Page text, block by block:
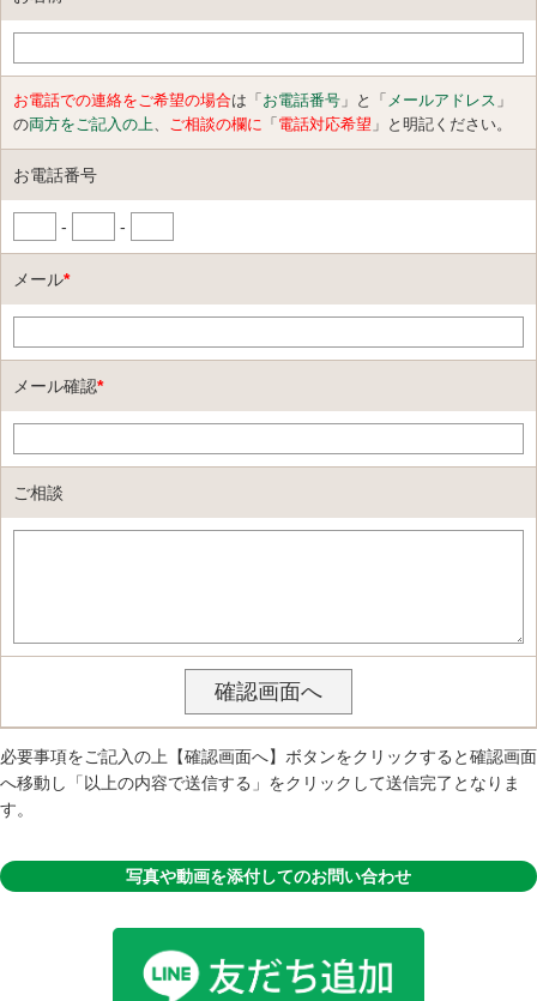
お電話での連絡をご希望の場合は「 お電話番号 」と「 メールアドレス 」
の両方をご記入の上、 ご相談の欄に 「 電話対応希望 」と明記ください。
お電話番号
- -
メール*
メール確認*
ご相談
必要事項をご記入の上【確認画面へ】ボタンをクリックすると確認画面
へ移動し「以上の内容で送信する」をクリックして送信完了となりま
す。
写真や動画を添付してのお問い合わせ